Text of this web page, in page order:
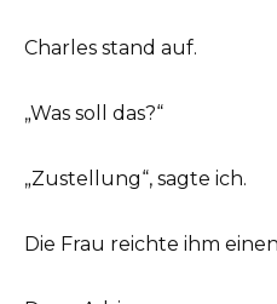
Charles stand auf.
„Was soll das?“
„Zustellung“, sagte ich.
Die Frau reichte ihm